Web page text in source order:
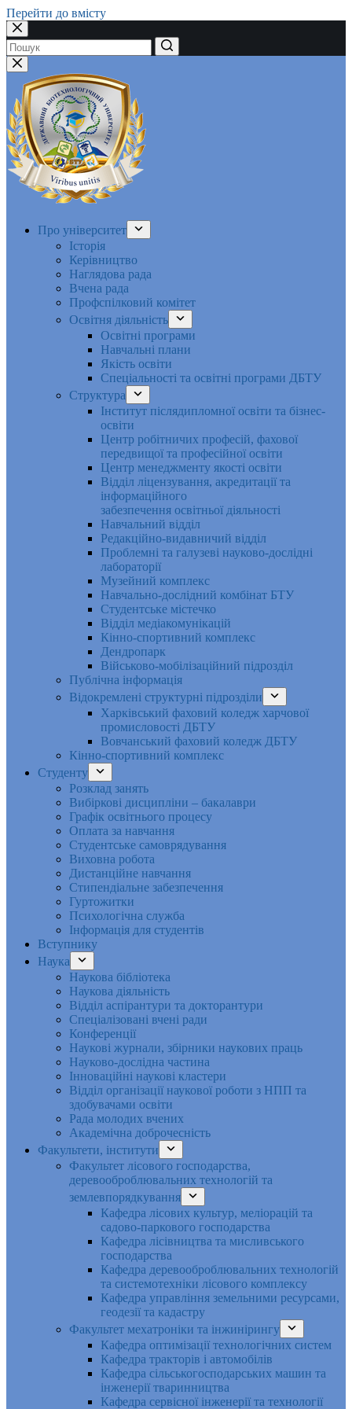
Перейти до вмісту
Немає
результатів
Про університет
Історія
Керівництво
Наглядова рада
Вчена рада
Профспілковий комітет
Освітня діяльність
Освітні програми
Навчальні плани
Якість освіти
Спеціальності та освітні програми ДБТУ
Структура
Інститут післядипломної освіти та бізнес-
освіти
Центр робітничих професій, фахової
передвищої та професійної освіти
Центр менеджменту якості освіти
Відділ ліцензування, акредитації та
інформаційного
забезпечення освітньої діяльності
Навчальний відділ
Редакційно-видавничий відділ
Проблемні та галузеві науково-дослідні
лабораторії
Музейний комплекс
Навчально-дослідний комбінат БТУ
Студентське містечко
Відділ медіакомунікацій
Кінно-спортивний комплекс
Дендропарк
Військово-мобілізаційний підрозділ
Публічна інформація
Відокремлені структурні підрозділи
Харківський фаховий коледж харчової
промисловості ДБТУ
Вовчанський фаховий коледж ДБТУ
Кінно-спортивний комплекс
Студенту
Розклад занять
Вибіркові дисципліни – бакалаври
Графік освітнього процесу
Оплата за навчання
Студентське самоврядування
Виховна робота
Дистанційне навчання
Стипендіальне забезпечення
Гуртожитки
Психологічна служба
Інформація для студентів
Вступнику
Наука
Наукова бібліотека
Наукова діяльність
Відділ аспірантури та докторантури
Спеціалізовані вчені ради
Конференції
Наукові журнали, збірники наукових праць
Науково-дослідна частина
Інноваційні наукові кластери
Відділ організації наукової роботи з НПП та
здобувачами освіти
Рада молодих вчених
Академічна доброчесність
Факультети, інститути
Факультет лісового господарства,
деревооброблювальних технологій та
землевпорядкування
Кафедра лісових культур, меліорацій та
садово-паркового господарства
Кафедра лісівництва та мисливського
господарства
Кафедра деревооброблювальних технологій
та системотехніки лісового комплексу
Кафедра управління земельними ресурсами,
геодезії та кадастру
Факультет мехатроніки та інжинірингу
Кафедра оптимізації технологічних систем
Кафедра тракторів і автомобілів
Кафедра сільськогосподарських машин та
інженерії тваринництва
Кафедра cервісної інженерії та технології